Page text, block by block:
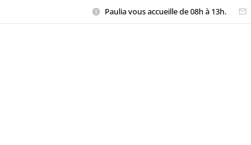
Paulia vous accueille de 08h à 13h.